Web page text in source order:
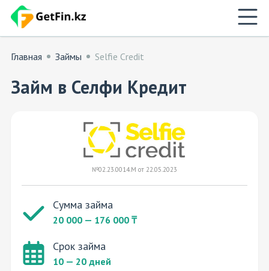
Главная Займы Selfie Credit
Займ в Селфи Кредит
№02.23.0014.М от 22.05.2023
Сумма займа
20 000 — 176 000 ₸
Срок займа
10 — 20 дней